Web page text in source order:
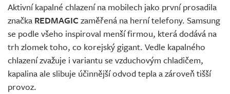
Aktivní kapalné chlazení na mobilech jako první prosadila
značka REDMAGIC zaměřená na herní telefony. Samsung
se podle všeho inspiroval menší firmou, která dodává na
trh zlomek toho, co korejský gigant. Vedle kapalného
chlazení zvažuje i variantu se vzduchovým chladičem,
kapalina ale slibuje účinnější odvod tepla a zároveň tišší
provoz.